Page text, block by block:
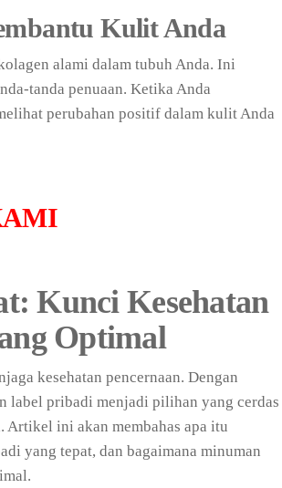
Kulit Anda
alami dalam tubuh Anda. Ini
tanda penuaan. Ketika Anda
perubahan positif dalam kulit Anda
Kunci Kesehatan
Optimal
kesehatan pencernaan. Dengan
label pribadi menjadi pilihan yang cerdas
Artikel ini akan membahas apa itu
yang tepat, dan bagaimana minuman